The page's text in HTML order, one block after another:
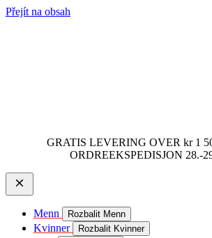
Přejít na obsah
GRATIS LEVERING OVER kr 1
ORDREEKSPEDISJON 28.-
Menn Rozbalit Menn
Kvinner Rozbalit Kvinner